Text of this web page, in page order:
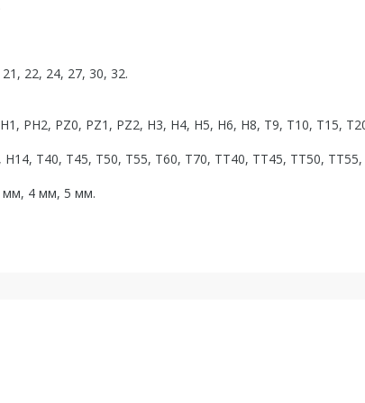
22, 24, 27, 30, 32.
PH2, PZ0, PZ1, PZ2, H3, H4, H5, H6, H8, Т9, Т10, Т15,
H14, T40, Т45, Т50, Т55, Т60, Т70, TT40, ТT45, ТT50, ТT55,
мм, 4 мм, 5 мм.